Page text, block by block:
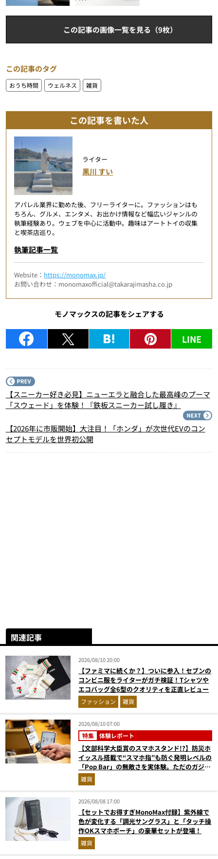
この記事の画像一覧を見る（9枚）
この記事のタグ
おうち時間 ウェルネス 雑貨
この記事を書いた人
ライター
黒川 すい
アパレル業界に勤めた後、フリーライターに。ファッションはも
ちろん、グルメ、エンタメ、お出かけ情報など幅広いジャンルの
執筆経験あり。ウェブを中心に活動中。趣味はアートトイの収集
と喫茶店巡り。
執筆記事一覧
Website： https://monomax.jp/
お問い合わせ：monomaxofficial@takarajimasha.co.jp
モノマックスの記事をシェアする
LINE
【スニーカー好き必見】ニューエラと融合した最高峰のプーマ
「スウェード」を体験！『鉄板スニーカー試し履き』
【2026年に市販開始】大注目！「ホンダ」が次世代EVのコン
セプトモデルを世界初公開
関連記事
2026/08/10 20:00
【ファミマに続くか？】ついに参入！セブンの
コンビニ服をライターがガチ検証！Tシャツや
エコバッグ全6型のクオリティを正直レビュー
ファッション 雑貨
2026/08/10 07:00
特集 体験レポート
【文部科学大臣賞のスマホスタンド!?】防災ホ
イッスル搭載で“スマホ指”も防ぐ発明レベルの
「Pop Bar」の無敵さを実体験。ただのガジェ
ットじゃない！
雑貨
2026/08/08 17:00
【セットでお得すぎMonoMax付録】紫外線で
色が変化する「調光サングラス」と「タッチ操
作OKスマホポーチ」の豪華セットが登場！
雑貨